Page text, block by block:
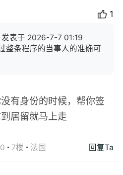
1
表于 2026-7-7 01:19
整条程序的当事人的准确可
有身份的时候，帮你签
居留就马上走
7楼 法国 回复Ta